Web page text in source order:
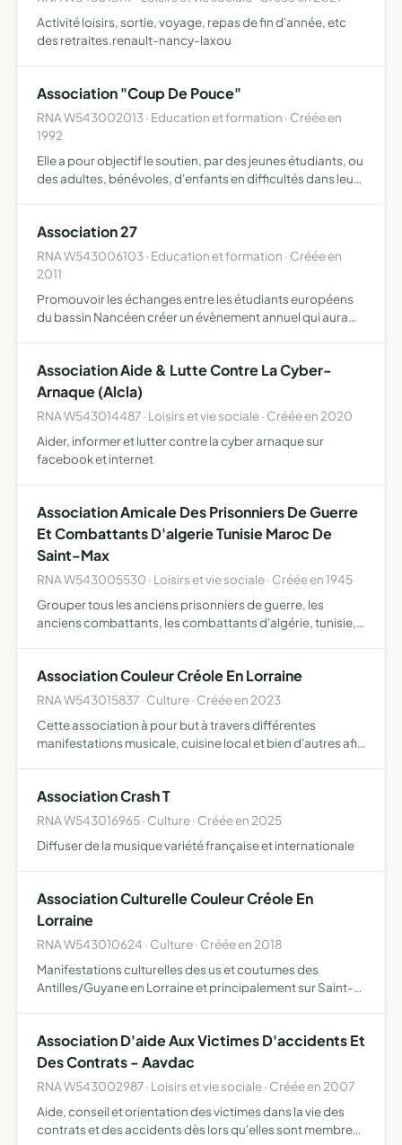
Activité loisirs, sortie, voyage, repas de fin d'année, etc
des retraites.renault-nancy-laxou
Association "Coup De Pouce"
RNA W543002013 · Education et formation · Créée en
1992
Elle a pour objectif le soutien, par des jeunes étudiants, ou
des adultes, bénévoles, d'enfants en difficultés dans leur
Association 27
RNA W543006103 · Education et formation · Créée en
2011
Promouvoir les échanges entre les étudiants européens
du bassin Nancéen créer un évènement annuel qui aura
cultu…
Association Aide & Lutte Contre La Cyber-
Arnaque (Alcla)
RNA W543014487 · Loisirs et vie sociale · Créée en 2020
Aider, informer et lutter contre la cyber arnaque sur
facebook et internet
Association Amicale Des Prisonniers De Guerre
Et Combattants D'algerie Tunisie Maroc De
Saint-Max
RNA W543005530 · Loisirs et vie sociale · Créée en 1945
Grouper tous les anciens prisonniers de guerre, les
anciens combattants, les combattants d'algérie, tunisie,
famil…
Association Couleur Créole En Lorraine
RNA W543015837 · Culture · Créée en 2023
Cette association à pour but à travers différentes
manifestations musicale, cuisine local et bien d'autres afin
Association Crash T
RNA W543016965 · Culture · Créée en 2025
Diffuser de la musique variété française et internationale
Association Culturelle Couleur Créole En
Lorraine
RNA W543010624 · Culture · Créée en 2018
Manifestations culturelles des us et coutumes des
Antilles/Guyane en Lorraine et principalement sur Saint-
Association D'aide Aux Victimes D'accidents Et
Des Contrats - Aavdac
RNA W543002987 · Loisirs et vie sociale · Créée en 2007
Aide, conseil et orientation des victimes dans la vie des
contrats et des accidents dès lors qu'elles sont membres